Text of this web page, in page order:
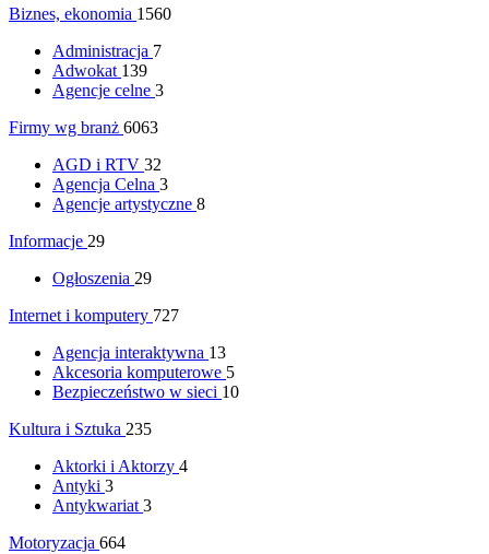
Biznes, ekonomia 1560
Administracja 7
Adwokat 139
Agencje celne 3
Firmy wg branż 6063
AGD i RTV 32
Agencja Celna 3
Agencje artystyczne 8
Informacje 29
Ogłoszenia 29
Internet i komputery 727
Agencja interaktywna 13
Akcesoria komputerowe 5
Bezpieczeństwo w sieci 10
Kultura i Sztuka 235
Aktorki i Aktorzy 4
Antyki 3
Antykwariat 3
Motoryzacja 664